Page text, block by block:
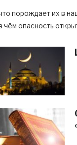
порождает их в
чём опасность